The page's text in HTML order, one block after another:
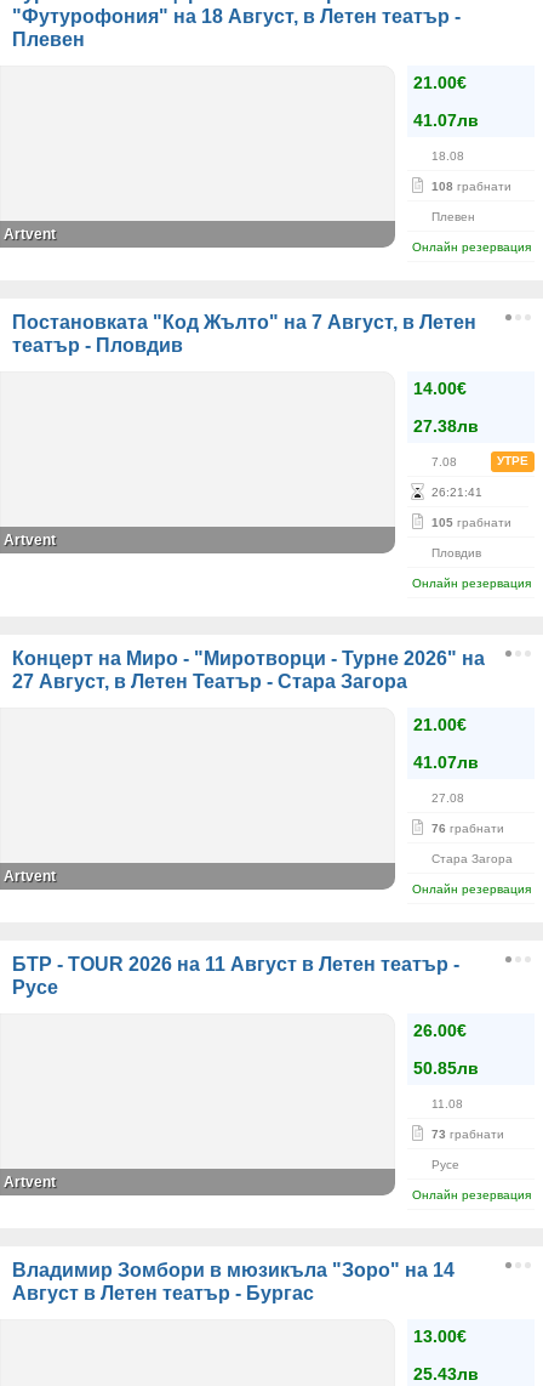
"Футурофония" на 18 Август, в Летен театър -
Плевен
21.00€
41.07лв
18.08
108 грабнати
Плевен
Онлайн резервация
Artvent
Постановката "Код Жълто" на 7 Август, в Летен
театър - Пловдив
14.00€
27.38лв
7.08 УТРЕ
26:21 :41
105 грабнати
Пловдив
Онлайн резервация
Artvent
Концерт на Миро - "Миротворци - Турне 2026" на
27 Август, в Летен Театър - Стара Загора
21.00€
41.07лв
27.08
76 грабнати
Стара Загора
Онлайн резервация
Artvent
БТР - TOUR 2026 на 11 Август в Летен театър -
Русе
26.00€
50.85лв
11.08
73 грабнати
Русе
Онлайн резервация
Artvent
Владимир Зомбори в мюзикъла "Зоро" на 14
Август в Летен театър - Бургас
13.00€
25.43лв